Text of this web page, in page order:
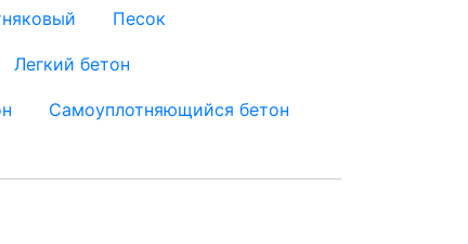
Песок
Легкий бетон
Самоуплотняющийся бетон